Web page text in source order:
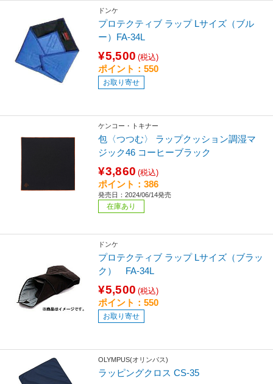
ドンケ
プロテクティブ ラップ Lサイズ（ブル
ー）FA-34L
¥5,500 (税込)
ポイント：550
お取り寄せ
ケンコー・トキナー
包〈つつむ〉 ラップクッション調湿マ
ジック46 コーヒーブラック
¥3,860 (税込)
ポイント：386
発売日：2024/06/14発売
在庫あり
ドンケ
プロテクティブ ラップ Lサイズ（ブラッ
ク） FA-34L
¥5,500 (税込)
ポイント：550
お取り寄せ
OLYMPUS(オリンパス)
ラッピングクロス CS-35